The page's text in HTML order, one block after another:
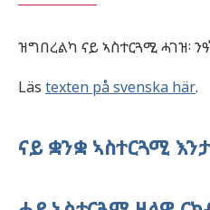
ዝግበረልካ ናይ ኣስተርጓሚ ሓገዝ፡
Läs texten på svenska här.
ናይ ቋንቋ ኣስተርጓሚ